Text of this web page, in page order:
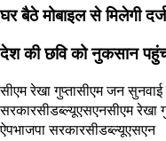
घर बैठे मोबाइल से मिलेगी
देश की छवि को नुकसान
सीएम रेखा गुप्तासीएम जन सुनवाई
सरकारसीडब्ल्यूएसएनसीएम रेखा
ऐपभाजपा सरकारसीडब्ल्यूएसएन